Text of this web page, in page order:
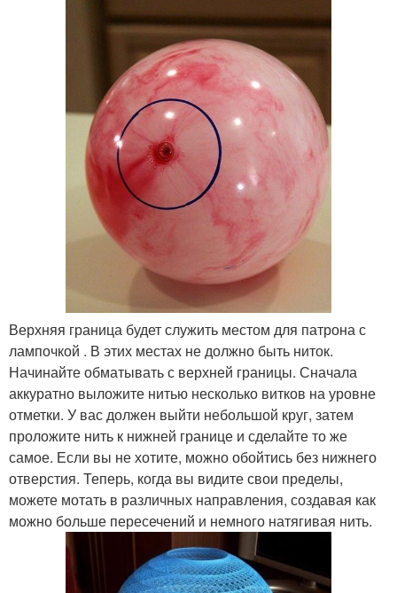
Верхняя граница будет служить местом для патрона с
лампочкой . В этих местах не должно быть ниток.
Начинайте обматывать с верхней границы. Сначала
аккуратно выложите нитью несколько витков на уровне
отметки. У вас должен выйти небольшой круг, затем
проложите нить к нижней границе и сделайте то же
самое. Если вы не хотите, можно обойтись без нижнего
отверстия. Теперь, когда вы видите свои пределы,
можете мотать в различных направления, создавая как
можно больше пересечений и немного натягивая нить.